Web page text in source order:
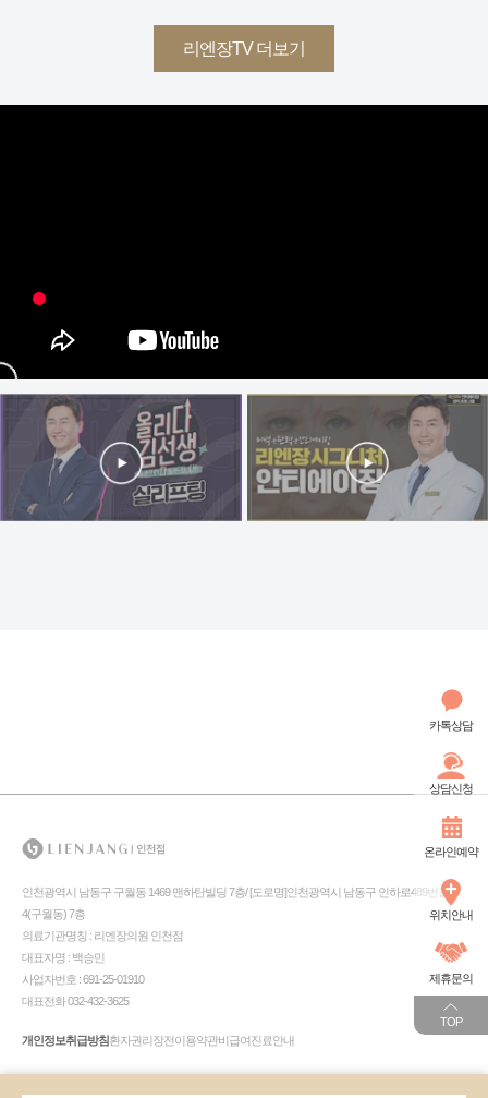
카톡상담
상담신청
온라인예약
위치안내
제휴문의
TOP
리엔장TV 더보기
인천광역시 남동구 구월동 1469 맨하탄빌딩 7층/ [도로명]인천광역시 남동구 인하로489번길
4(구월동) 7층
의료기관명칭 : 리엔장의원 인천점
대표자명 : 백승민
사업자번호 : 691-25-01910
대표전화 032-432-3625
개인정보취급방침환자권리장전이용약관비급여진료안내